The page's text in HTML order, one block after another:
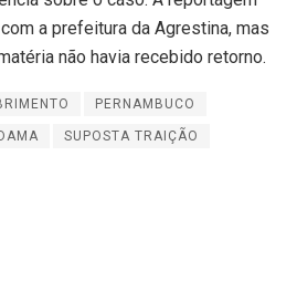
a prefeitura da Agrestina, mas
não havia recebido retorno.
PERNAMBUCO
SUPOSTA TRAIÇÃO